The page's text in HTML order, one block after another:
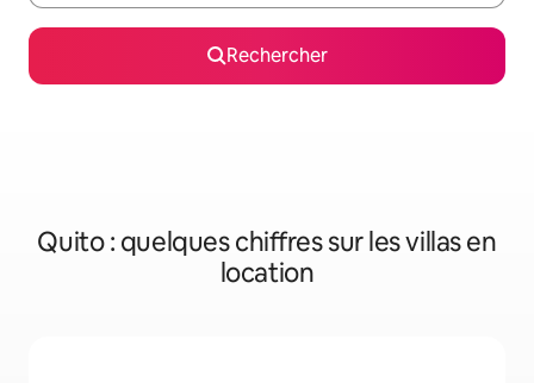
Rechercher
Quito : quelques chiffres sur les villas en
location